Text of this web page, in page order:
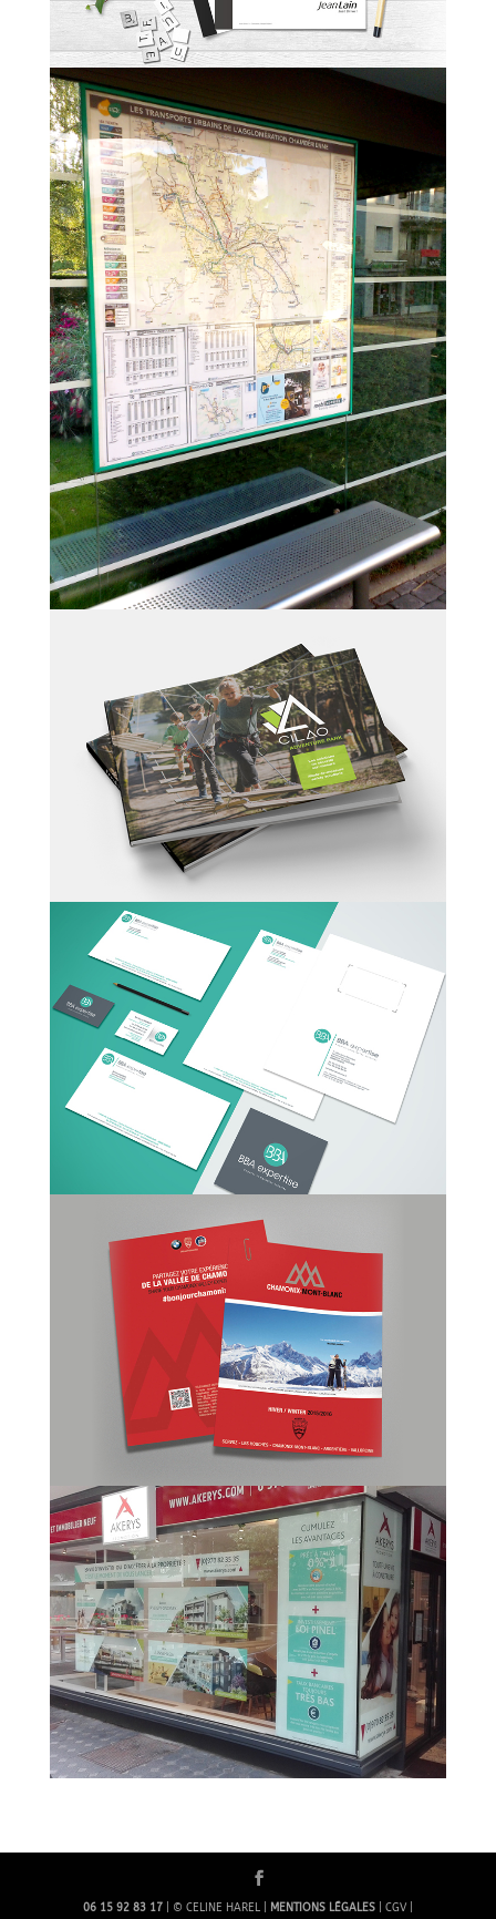
06 15 92 83 17| © CELINE HAREL | MENTIONS LÉGALES| CGV |